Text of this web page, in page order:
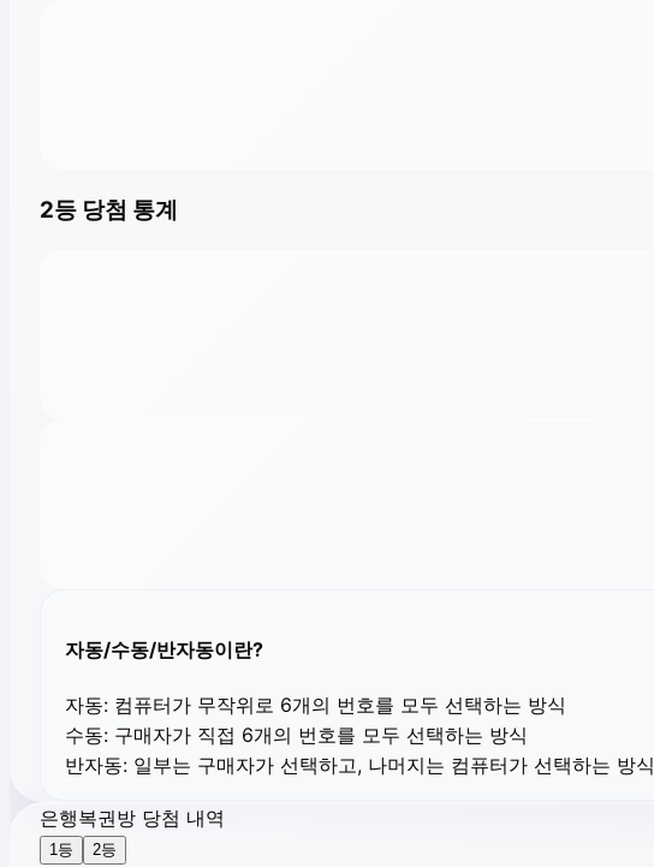
2등 당첨 통계
자동/수동/반자동이란?
자동: 컴퓨터가 무작위로 6개의 번호를 모두 선택하는 방식
수동: 구매자가 직접 6개의 번호를 모두 선택하는 방식
반자동: 일부는 구매자가 선택하고, 나머지는 컴퓨터가 선택하는 방식
은행복권방 당첨 내역
1등 2등